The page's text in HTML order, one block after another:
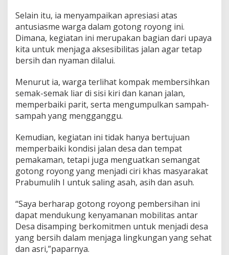
D
e
s
Selain itu, ia menyampaikan apresiasi atas
antusiasme warga dalam gotong royong ini.
Dimana, kegiatan ini merupakan bagian dari upaya
kita untuk menjaga aksesibilitas jalan agar tetap
bersih dan nyaman dilalui.
Menurut ia, warga terlihat kompak membersihkan
semak-semak liar di sisi kiri dan kanan jalan,
memperbaiki parit, serta mengumpulkan sampah-
sampah yang mengganggu.
Kemudian, kegiatan ini tidak hanya bertujuan
memperbaiki kondisi jalan desa dan tempat
pemakaman, tetapi juga menguatkan semangat
gotong royong yang menjadi ciri khas masyarakat
Prabumulih I untuk saling asah, asih dan asuh.
“Saya berharap gotong royong pembersihan ini
dapat mendukung kenyamanan mobilitas antar
Desa disamping berkomitmen untuk menjadi desa
yang bersih dalam menjaga lingkungan yang sehat
dan asri,”paparnya.